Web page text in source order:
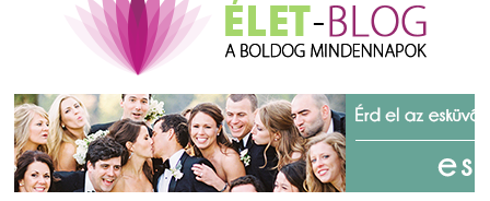
A zöld forradalom: A mosó- és parfümtermékek környezetbarát
szempontjainak erősítése